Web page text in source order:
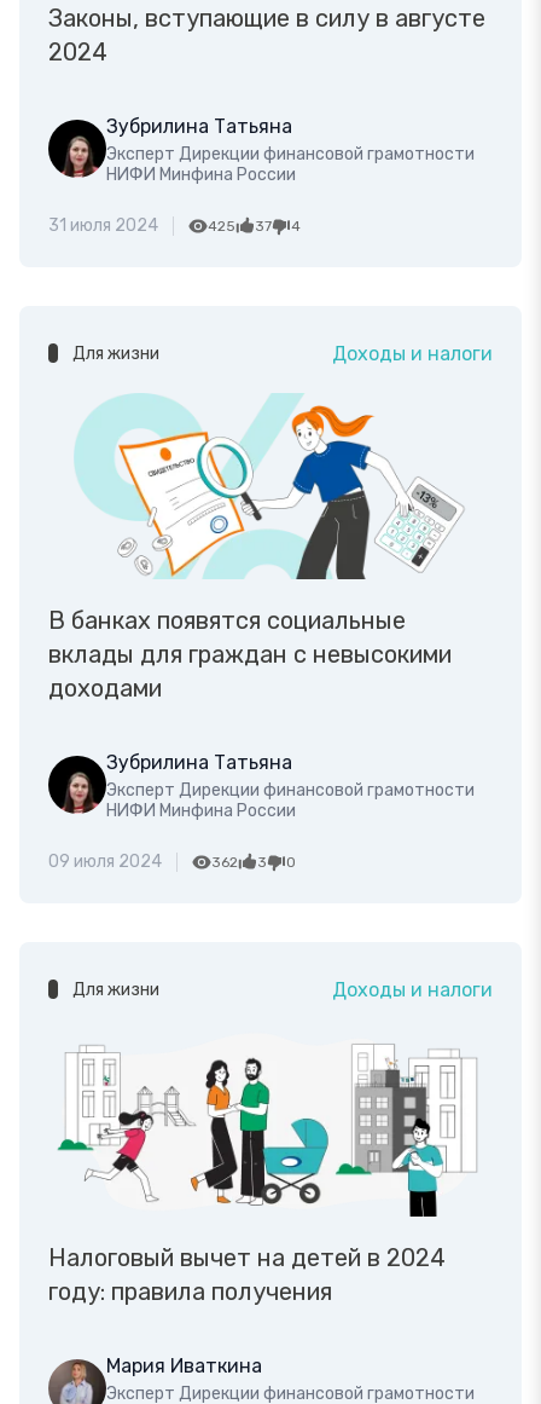
Законы, вступающие в силу в августе
2024
Зубрилина Татьяна
Эксперт Дирекции финансовой грамотности
НИФИ Минфина России
31 июля 2024 425 37 4
Для жизни Доходы и налоги
В банках появятся социальные
вклады для граждан с невысокими
доходами
Зубрилина Татьяна
Эксперт Дирекции финансовой грамотности
НИФИ Минфина России
09 июля 2024 362 3 0
Для жизни Доходы и налоги
Налоговый вычет на детей в 2024
году: правила получения
Мария Иваткина
Эксперт Дирекции финансовой грамотности